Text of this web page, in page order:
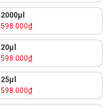
2000μl
598.000₫
20μl
598.000₫
25μl
598.000₫